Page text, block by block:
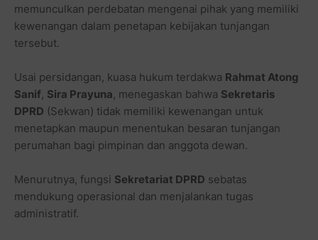
memunculkan perdebatan mengenai pihak yang memiliki
kewenangan dalam penetapan kebijakan tunjangan
tersebut.
Usai persidangan, kuasa hukum terdakwa Rahmat Atong
Sanif, Sira Prayuna, menegaskan bahwa Sekretaris
DPRD (Sekwan) tidak memiliki kewenangan untuk
menetapkan maupun menentukan besaran tunjangan
perumahan bagi pimpinan dan anggota dewan.
Menurutnya, fungsi Sekretariat DPRD sebatas
mendukung operasional dan menjalankan tugas
administratif.